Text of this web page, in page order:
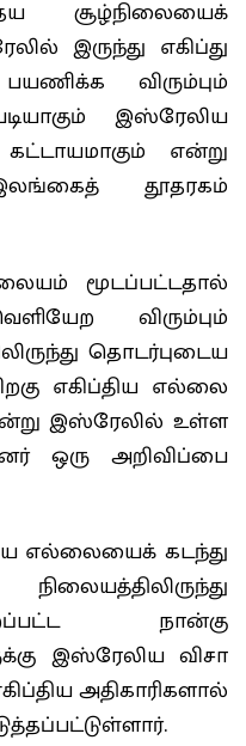
சூழ்நிலையைக்
இருந்து எகிப்து
விரும்பும்
இஸ்ரேலிய
என்று
தூதரகம்
மூடப்பட்டதால்
விரும்பும்
தொடர்புடைய
எகிப்திய எல்லை
இஸ்ரேலில் உள்ள
ஒரு அறிவிப்பை
எல்லையைக் கடந்து
நான்கு
இஸ்ரேலிய விசா
அதிகாரிகளால்